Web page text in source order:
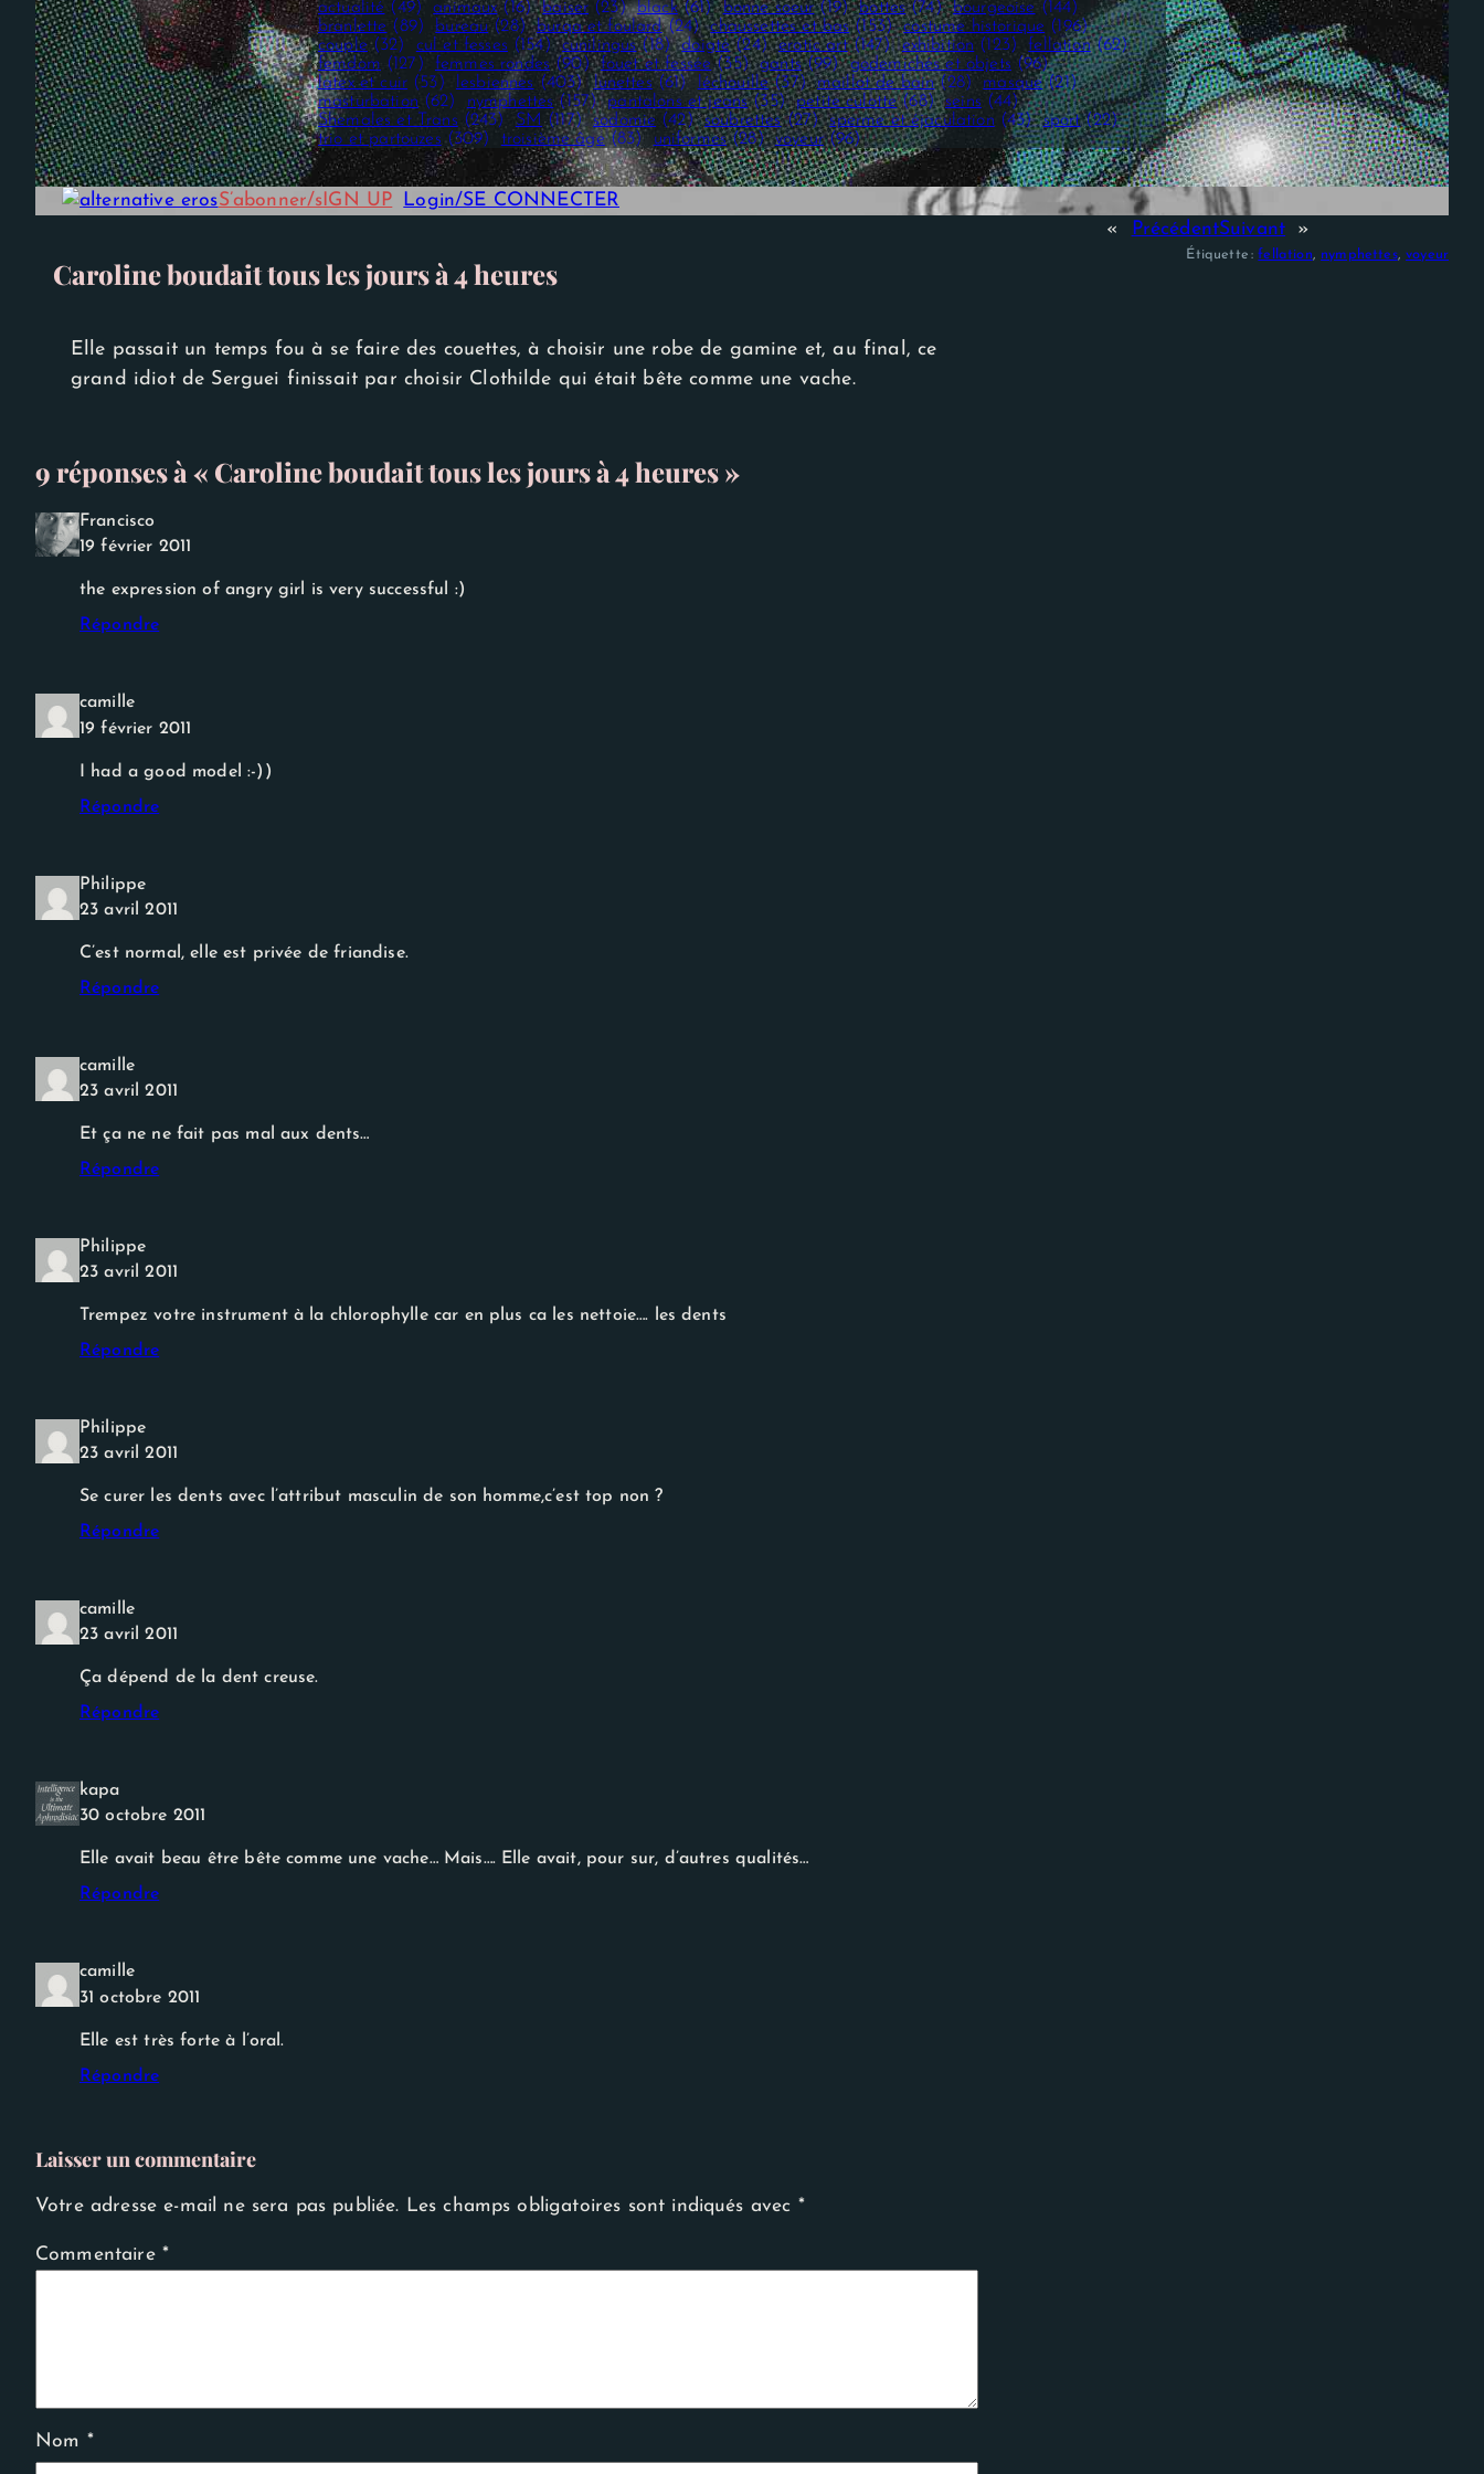
actualité (49) animaux (16) baiser (23) black (61) bonne soeur (19) bottes (74) bourgeoise (144)
branlette (89) bureau (28) burqa et foulard (24) chaussettes et bas (153) costume historique (196)
couple (32) cul et fesses (154) cunilingus (18) doigté (24) erotic art (147) exhibition (123) fellation (62)
femdom (127) femmes rondes (90) fouet et fessée (35) gants (99) godemichés et objets (96)
latex et cuir (53) lesbiennes (403) lunettes (61) léchouille (37) maillot de bain (28) masque (21)
masturbation (62) nymphettes (157) pantalons et jeans (35) petite culotte (68) seins (44)
Shemales et Trans (243) SM (117) sodomie (42) soubrettes (27) sperme et éjaculation (43) sport (22)
trio et partouzes (309) troisième âge (83) uniformes (28) voyeur (96)
S’abonner/sIGN UP Login/SE CONNECTER
Caroline boudait tous les jours à 4 heures
Elle passait un temps fou à se faire des couettes, à choisir une robe de gamine et, au final, ce
grand idiot de Serguei finissait par choisir Clothilde qui était bête comme une vache.
« PrécédentSuivant »
Étiquette :fellation, nymphettes, voyeur
9 réponses à « Caroline boudait tous les jours à 4 heures »
Francisco
19 février 2011
the expression of angry girl is very successful :)
Répondre
camille
19 février 2011
I had a good model :-))
Répondre
Philippe
23 avril 2011
C’est normal, elle est privée de friandise.
Répondre
camille
23 avril 2011
Et ça ne ne fait pas mal aux dents…
Répondre
Philippe
23 avril 2011
Trempez votre instrument à la chlorophylle car en plus ca les nettoie…. les dents
Répondre
Philippe
23 avril 2011
Se curer les dents avec l’attribut masculin de son homme,c’est top non ?
Répondre
camille
23 avril 2011
Ça dépend de la dent creuse.
Répondre
kapa
30 octobre 2011
Elle avait beau être bête comme une vache… Mais…. Elle avait, pour sur, d’autres qualités…
Répondre
camille
31 octobre 2011
Elle est très forte à l’oral.
Répondre
Laisser un commentaire
Votre adresse e-mail ne sera pas publiée. Les champs obligatoires sont indiqués avec *
Commentaire *
Nom *
sont pas
facultatifs. Ils
nécessaires au
Afin que notre
site Web
fonctionne
aussi bien que
possible lors
de votre
visite. Si vous
certaines
fonctionnalités
disparaîtront